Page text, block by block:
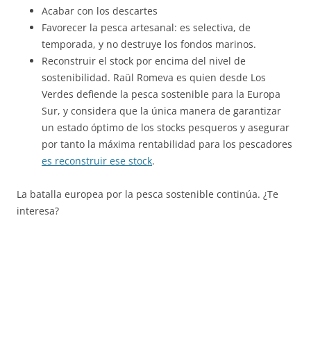
Acabar con los descartes
Favorecer la pesca artesanal: es selectiva, de
temporada, y no destruye los fondos marinos.
Reconstruir el stock por encima del nivel de
sostenibilidad. Raül Romeva es quien desde Los
Verdes defiende la pesca sostenible para la Europa
Sur, y considera que la única manera de garantizar
un estado óptimo de los stocks pesqueros y asegurar
por tanto la máxima rentabilidad para los pescadores
es reconstruir ese stock.
La batalla europea por la pesca sostenible continúa. ¿Te
interesa?